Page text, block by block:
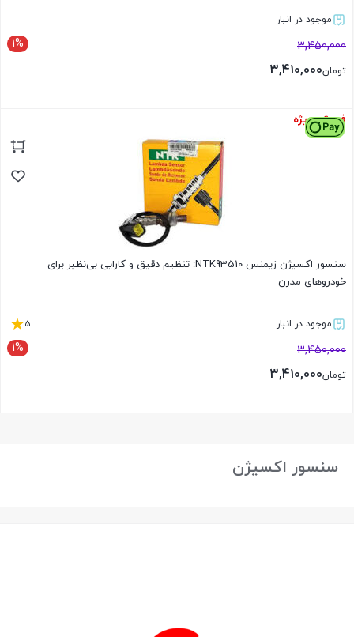
موجود در انبار
1% 3,450,000
تومان3,410,000
بستن
فروش ویژه
سنسور اکسیژن زیمنس NTK93510: تنظیم دقیق و کارایی بی‌نظیر برای
خودروهای مدرن
موجود در انبار 5
1% 3,450,000
تومان3,410,000
سنسور اکسیژن